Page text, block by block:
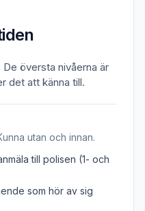
översta nivåerna är
det att känna till.
utan och innan.
till polisen (1- och
som hör av sig